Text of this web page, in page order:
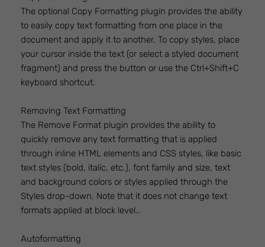
The optional Copy Formatting plugin provides the ability
to easily copy text formatting from one place in the
document and apply it to another. To copy styles, place
your cursor inside the text (or select a styled document
fragment) and press the button or use the Ctrl+Shift+C
keyboard shortcut.
Removing Text Formatting
The Remove Format plugin provides the ability to
quickly remove any text formatting that is applied
through inline HTML elements and CSS styles, like basic
text styles (bold, italic, etc.), font family and size, text
and background colors or styles applied through the
Styles drop-down. Note that it does not change text
formats applied at block level..
Autoformatting